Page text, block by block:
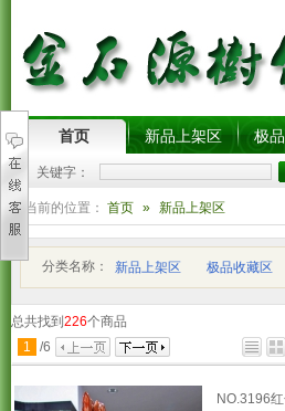
首页 新品上架区 极
关键字：
您当前的位置： 首页 » 新品上架区
分类名称： 新品上架区 极品收藏区
总共找到 226个商品
1
/6
NO.3196